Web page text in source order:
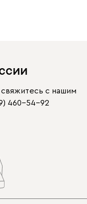
свяжитесь с нашим
460-54-92